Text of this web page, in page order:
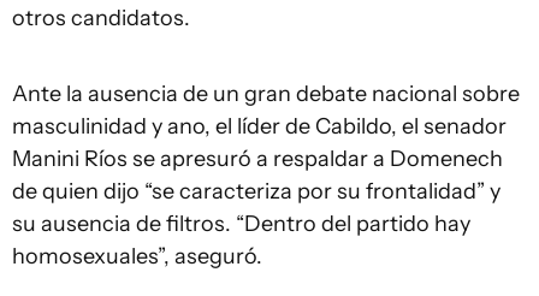
otros candidatos.
Ante la ausencia de un gran debate nacional sobre
masculinidad y ano, el líder de Cabildo, el senador
Manini Ríos se apresuró a respaldar a Domenech
de quien dijo “se caracteriza por su frontalidad” y
su ausencia de filtros. “Dentro del partido hay
homosexuales”, aseguró.